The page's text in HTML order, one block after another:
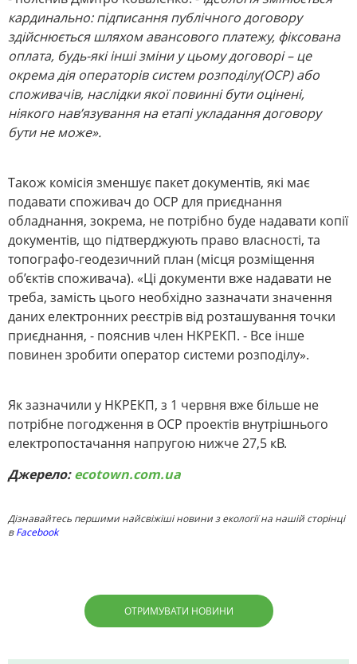
кардинально: підписання публічного договору
здійснюється шляхом авансового платежу, фіксована
оплата, будь-які інші зміни у цьому договорі – це
окрема дія операторів систем розподілу(ОСР) або
споживачів, наслідки якої повинні бути оцінені,
ніякого нав’язування на етапі укладання договору
бути не може».
Також комісія зменшує пакет документів, які має
подавати споживач до ОСР для приєднання
обладнання, зокрема, не потрібно буде надавати копії
документів, що підтверджують право власності, та
топографо-геодезичний план (місця розміщення
об’єктів споживача). «Ці документи вже надавати не
треба, замість цього необхідно зазначати значення
даних електронних реєстрів від розташування точки
приєднання, - пояснив член НКРЕКП. - Все інше
повинен зробити оператор системи розподілу».
Як зазначили у НКРЕКП, з 1 червня вже більше не
потрібне погодження в ОСР проектів внутрішнього
електропостачання напругою нижче 27,5 кВ.
Джерело:ecotown.com.ua
Дізнавайтесь першими найсвіжіші новини з екології на нашій сторінці
вFacebook
ОТРИМУВАТИ НОВИНИ